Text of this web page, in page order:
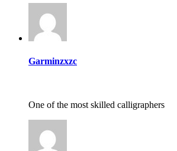
Garminzxzc
One of the most skilled calligraphers